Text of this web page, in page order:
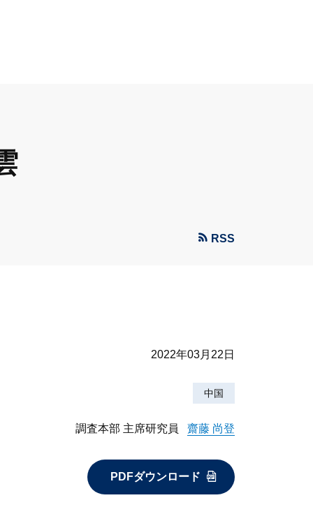
RSS
2022年03月22日
中国
調査本部 主席研究員 齋藤 尚登
PDFダウンロード